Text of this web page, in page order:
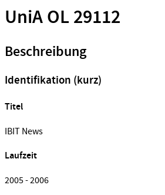
UniA OL 29112
Beschreibung
Identifikation (kurz)
Titel
IBIT News
Laufzeit
2005 - 2006